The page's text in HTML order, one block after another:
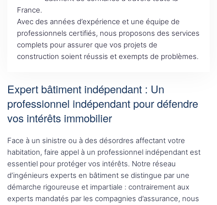
France.
Avec des années d’expérience et une équipe de
professionnels certifiés, nous proposons des services
complets pour assurer que vos projets de
construction soient réussis et exempts de problèmes.
Expert bâtiment indépendant : Un
professionnel indépendant pour défendre
vos intérêts immobilier
Face à un sinistre ou à des désordres affectant votre
habitation, faire appel à un professionnel indépendant est
essentiel pour protéger vos intérêts. Notre réseau
d’ingénieurs experts en bâtiment se distingue par une
démarche rigoureuse et impartiale : contrairement aux
experts mandatés par les compagnies d’assurance, nous